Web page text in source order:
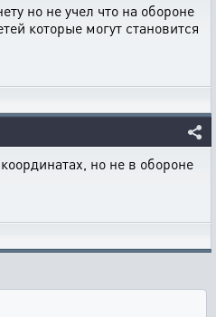
но не учел что на обороне
которые могут становится
но не в обороне